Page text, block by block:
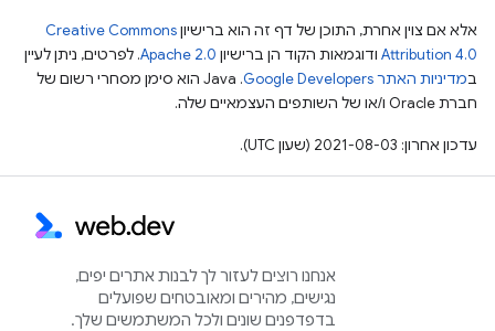
אלא אם צוין אחרת, התוכן של דף זה הוא ברישיוןCreative Commons
Attribution 4.0 ודוגמאות הקוד הן ברישיון Apache 2.0. לפרטים, ניתן לעיין
במדיניות האתר Google Developers‏
.‏ Java הוא סימן מסחרי רשום של
חברת Oracle ו/או של השותפים העצמאיים שלה.
עדכון אחרון: 2021-08-03 (שעון UTC).
אנחנו רוצים לעזור לך לבנות אתרים יפים,
נגישים, מהירים ומאובטחים שפועלים
בדפדפנים שונים ולכל המשתמשים שלך.